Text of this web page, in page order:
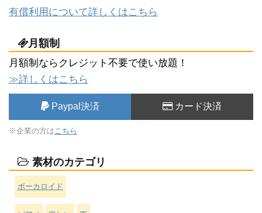
有償利用について詳しくはこちら
月額制
月額制ならクレジット不要で使い放題！
≫詳しくはこちら
Paypal決済 カード決済
※企業の方は こちら
素材のカテゴリ
ボーカロイド